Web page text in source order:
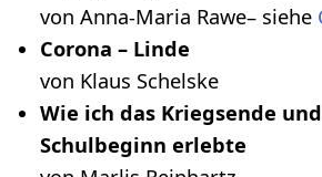
von Anna-Maria Rawe– siehe
Corona – Linde
von Klaus Schelske
Wie ich das Kriegsende
Schulbeginn erlebte